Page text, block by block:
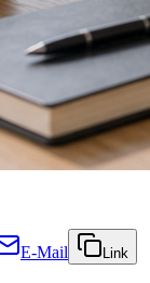
E-Mail Link